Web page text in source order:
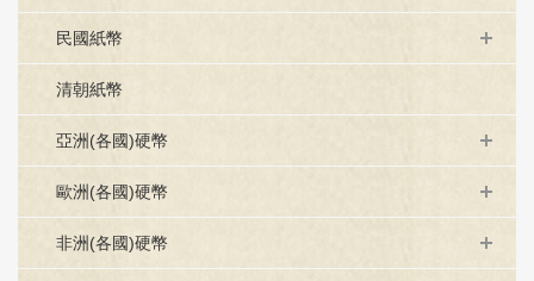
民國紙幣
清朝紙幣
亞洲(各國)硬幣
歐洲(各國)硬幣
非洲(各國)硬幣